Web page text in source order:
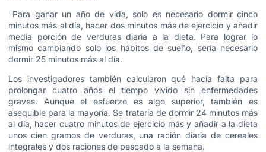
Para ganar un año de vida, solo es necesario dormir cinco
minutos más al día, hacer dos minutos más de ejercicio y añadir
media porción de verduras diaria a la dieta. Para lograr lo
mismo cambiando solo los hábitos de sueño, sería necesario
dormir 25 minutos más al día.
Los investigadores también calcularon qué hacía falta para
prolongar cuatro años el tiempo vivido sin enfermedades
graves. Aunque el esfuerzo es algo superior, también es
asequible para la mayoría. Se trataría de dormir 24 minutos más
al día, hacer cuatro minutos de ejercicio más y añadir a la dieta
unos cien gramos de verduras, una ración diaria de cereales
integrales y dos raciones de pescado a la semana.